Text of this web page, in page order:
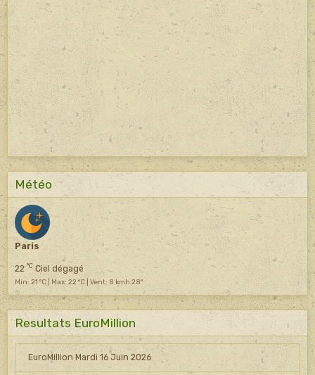
Météo
Paris
22 °CCiel dégagé
Min: 21 °C | Max: 22 °C | Vent: 8 kmh 28°
Resultats EuroMillion
EuroMillion Mardi 16 Juin 2026